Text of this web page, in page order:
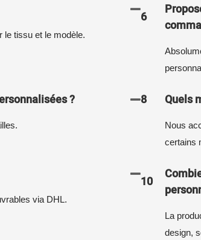
le tissu et le modèle.
6
? 8 Quels
Nous
certains
via DHL.
10
La
design,